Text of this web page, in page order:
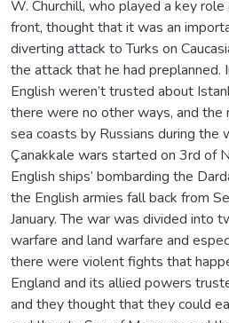
W. Churchill, who played a key
front, thought that it was an
diverting attack to Turks on
the attack that he had preplanned.
English weren’t trusted about
there were no other ways, and
sea coasts by Russians during the
Çanakkale wars started on 3rd of
English ships’ bombarding the
the English armies fall back from
January. The war was divided into
warfare and land warfare and
there were violent fights that
England and its allied powers
and they thought that they could